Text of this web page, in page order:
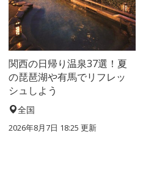
関西の日帰り温泉37選！夏
の琵琶湖や有馬でリフレッ
シュしよう
全国
2026年8月7日 18:25 更新